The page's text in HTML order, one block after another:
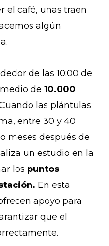
el café, unas traen
algún
de las 10:00 de
de 10.000
las plántulas
entre 30 y 40
meses después de
un estudio en la
los puntos
En esta
apoyo para
que el